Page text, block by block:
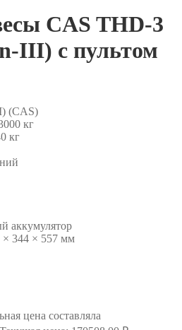
CAS THD-3
III) с пультом
(CAS)
кг
кг
аккумулятор
× 344 × 557 мм
цена составляла